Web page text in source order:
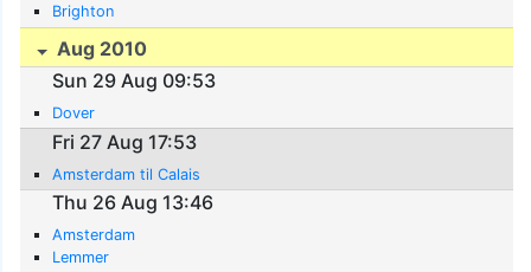
Brighton
Aug 2010
Sun 29 Aug 09:53
Dover
Fri 27 Aug 17:53
Amsterdam til Calais
Thu 26 Aug 13:46
Amsterdam
Lemmer